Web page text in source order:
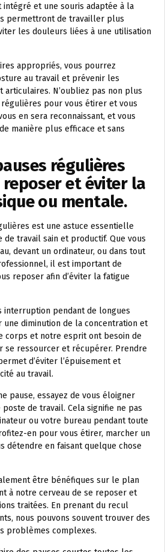
et une souris adaptée à la
permettront de travailler plus
les douleurs liées à une utilisation
appropriés, vous pourrez
au travail et prévenir les
N’oubliez pas non plus
pour vous étirer et vous
en sera reconnaissant, et vous
manière plus efficace et sans
régulières
et éviter la
ou mentale.
est une astuce essentielle
travail sain et productif. Que vous
devant un ordinateur, ou dans tout
il est important de
reposer afin d’éviter la fatigue
interruption pendant de longues
diminution de la concentration et
corps et notre esprit ont besoin de
se ressourcer et récupérer. Prendre
d’éviter l’épuisement et
au travail.
pause, essayez de vous éloigner
de travail. Cela signifie ne pas
ou votre bureau pendant toute
en pour vous étirer, marcher un
détendre en faisant quelque chose
être bénéfiques sur le plan
à notre cerveau de se reposer et
traitées. En prenant du recul
nous pouvons souvent trouver des
problèmes complexes.